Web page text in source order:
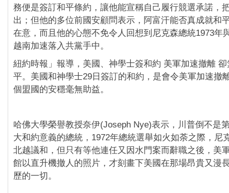
務便是簽訂和平條約，讓他能宣稱自己履行競選承諾，
出；但他的多位前國安顧問表示，阿富汗能否真成就和
在意，而且他的心態不免令人回想到尼克森總統1973年
越南加速落入共黨手中。
紐約時報」報導，美國、神學士簽和約 美軍加速撤離
平。美國和神學士29日簽訂的和約，是會令美軍加速撤
個盟國的安穩毫無助益。
哈佛大學榮譽教授奈伊(Joseph Nye)表示，川普倒不是
大和約意義的總統，1972年總統選舉如火如荼之際，尼
北越議和，但只有等他連任又因水門案而辭職之後，美
館以直升機撤人的照片，才刻畫下美國在那場昂貴又漫
歷的一切。